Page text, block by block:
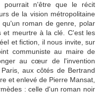
pourrait n'être que le récit
de la vision métropolitaine
roman de genre, polar
et meurtre à la clé. C'est les
et fiction, il nous invite, sur
communiste au maire de
au cœur de l'invention
aux côtés de Bertrand
et enlevé de Pierre Mansat,
: celle d'un roman noir